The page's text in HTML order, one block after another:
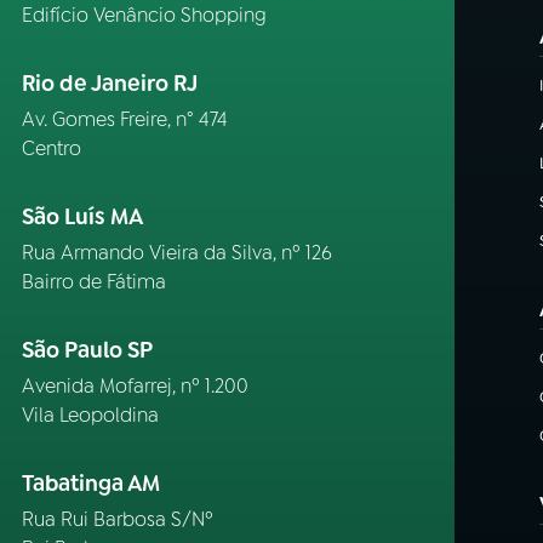
Edifício Venâncio Shopping
Rio de Janeiro RJ
Av. Gomes Freire, n° 474
Centro
São Luís MA
Rua Armando Vieira da Silva, nº 126
Bairro de Fátima
São Paulo SP
Avenida Mofarrej, nº 1.200
Vila Leopoldina
Tabatinga AM
Rua Rui Barbosa S/Nº